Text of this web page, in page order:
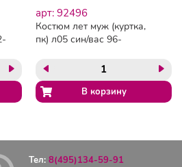
арт: 92496
Костюм лет муж (куртка,
пк) л05 син/вас 96-
Тел: 8(495)134-59-91